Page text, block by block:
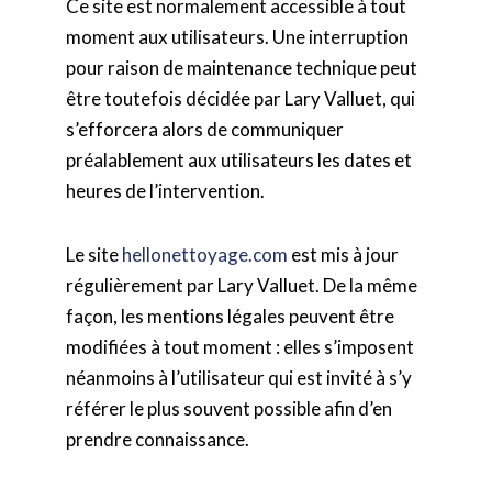
Ce site est normalement accessible à tout
moment aux utilisateurs. Une interruption
pour raison de maintenance technique peut
être toutefois décidée par Lary Valluet, qui
s’efforcera alors de communiquer
préalablement aux utilisateurs les dates et
heures de l’intervention.
Le sitehellonettoyage.com est mis à jour
régulièrement par Lary Valluet. De la même
façon, les mentions légales peuvent être
modifiées à tout moment : elles s’imposent
néanmoins à l’utilisateur qui est invité à s’y
référer le plus souvent possible afin d’en
prendre connaissance.